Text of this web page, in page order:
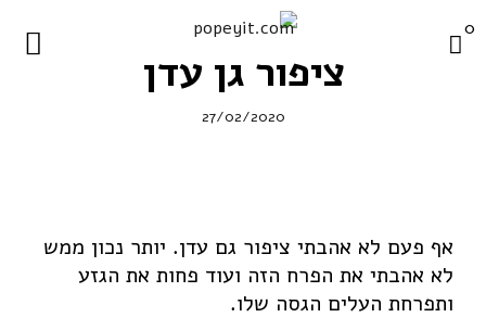
popeyit.com
0
פורטפוליו
הדפסי רשת
ציפור גן עדן
27/02/2020
אף פעם לא אהבתי ציפור גם עדן. יותר נכון ממש
לא אהבתי את הפרח הזה ועוד פחות את הגזע
ותפרחת העלים הגסה שלו.